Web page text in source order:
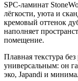
SPC-ламинат
лёгкости, уюта и
кремовый оттенок
наполняет
помещение.
Плавная текстура без
универсальным: он
эко, Japandi и